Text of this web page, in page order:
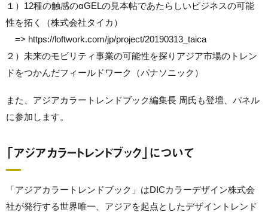
１）12種の触感のαGELの見本帖であたらしいビジネスの可能
性を拓く（株式会社タイカ）
=> https://loftwork.com/jp/project/20190313_taica
２）未来のモビリティ事業の可能性を探りアジア市場のトレン
ドをつかんだフィールドワーク（パナソニック）
また、アジアカラートレンドブック編集長 周氏も登壇、パネル
に参加します。
「アジアカラートレンドブック」について
「アジアカラートレンドブック」はDICカラーデザイン株式会
社が発行する世界唯一、アジアを起点としたデザイントレンド